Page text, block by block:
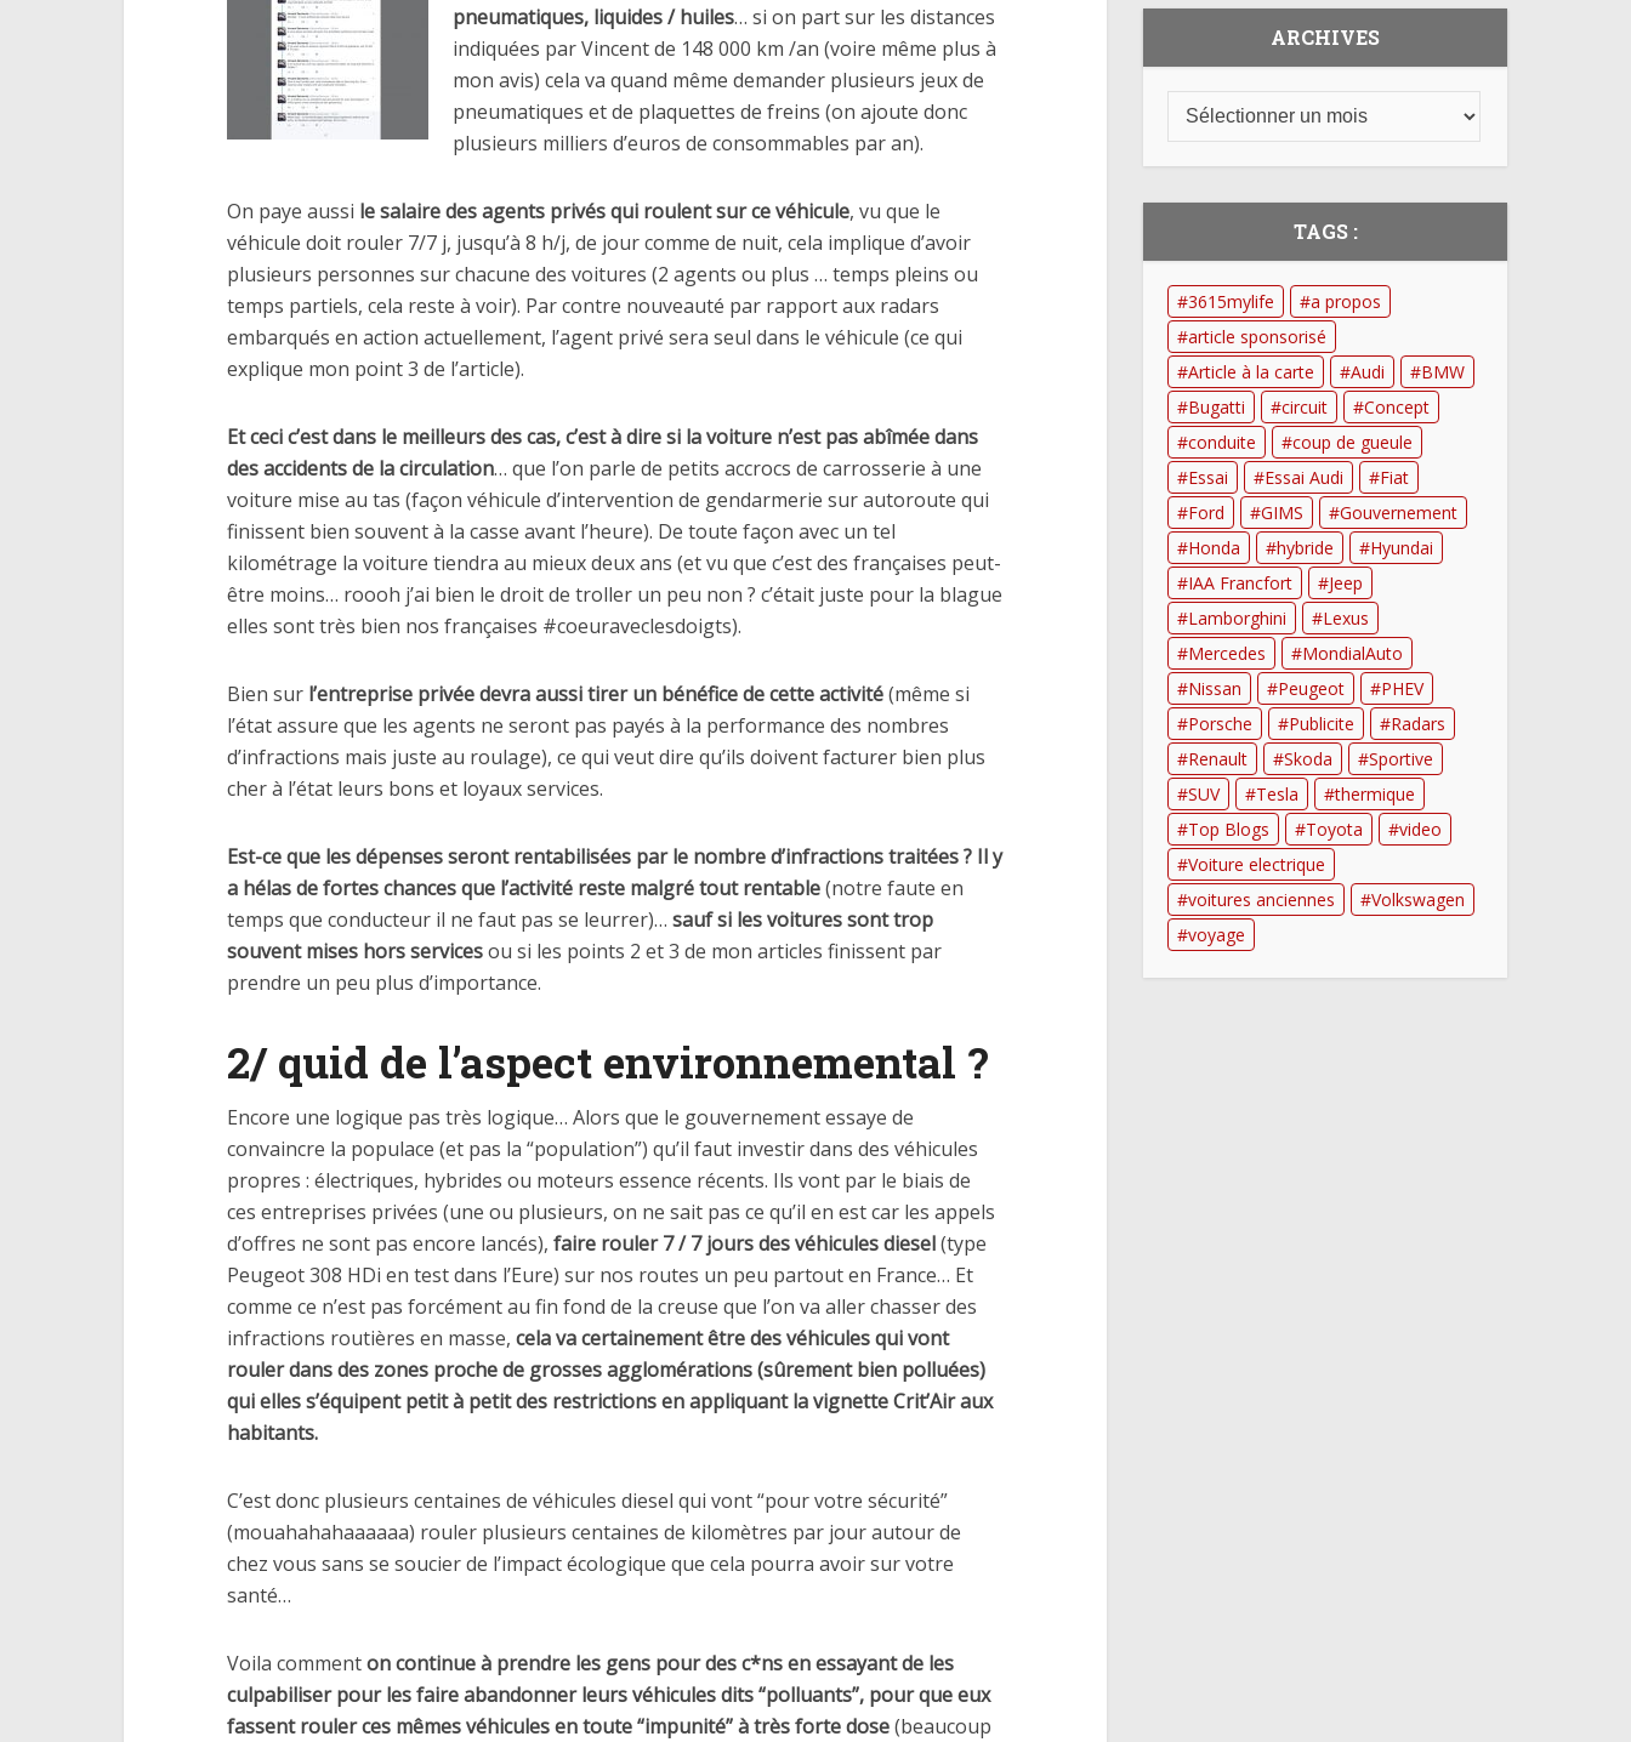
pneumatiques, liquides / huiles… si on part sur les distances
indiquées par Vincent de 148 000 km /an (voire même plus à
mon avis) cela va quand même demander plusieurs jeux de
pneumatiques et de plaquettes de freins (on ajoute donc
plusieurs milliers d’euros de consommables par an).
On paye aussi le salaire des agents privés qui roulent sur ce véhicule, vu que le
véhicule doit rouler 7/7 j, jusqu’à 8 h/j, de jour comme de nuit, cela implique d’avoir
plusieurs personnes sur chacune des voitures (2 agents ou plus … temps pleins ou
temps partiels, cela reste à voir). Par contre nouveauté par rapport aux radars
embarqués en action actuellement, l’agent privé sera seul dans le véhicule (ce qui
explique mon point 3 de l’article).
Et ceci c’est dans le meilleurs des cas, c’est à dire si la voiture n’est pas abîmée dans
des accidents de la circulation… que l’on parle de petits accrocs de carrosserie à une
voiture mise au tas (façon véhicule d’intervention de gendarmerie sur autoroute qui
finissent bien souvent à la casse avant l’heure). De toute façon avec un tel
kilométrage la voiture tiendra au mieux deux ans (et vu que c’est des françaises peut-
être moins… roooh j’ai bien le droit de troller un peu non ? c’était juste pour la blague
elles sont très bien nos françaises #coeuraveclesdoigts).
Bien sur l’entreprise privée devra aussi tirer un bénéfice de cette activité(même si
l’état assure que les agents ne seront pas payés à la performance des nombres
d’infractions mais juste au roulage), ce qui veut dire qu’ils doivent facturer bien plus
cher à l’état leurs bons et loyaux services.
Est-ce que les dépenses seront rentabilisées par le nombre d’infractions traitées ? Il y
a hélas de fortes chances que l’activité reste malgré tout rentable(notre faute en
temps que conducteur il ne faut pas se leurrer)… sauf si les voitures sont trop
souvent mises hors servicesou si les points 2 et 3 de mon articles finissent par
prendre un peu plus d’importance.
2/ quid de l’aspect environnemental ?
Encore une logique pas très logique… Alors que le gouvernement essaye de
convaincre la populace (et pas la “population”) qu’il faut investir dans des véhicules
propres : électriques, hybrides ou moteurs essence récents. Ils vont par le biais de
ces entreprises privées (une ou plusieurs, on ne sait pas ce qu’il en est car les appels
d’offres ne sont pas encore lancés), faire rouler 7 / 7 jours des véhicules diesel(type
Peugeot 308 HDi en test dans l’Eure) sur nos routes un peu partout en France… Et
comme ce n’est pas forcément au fin fond de la creuse que l’on va aller chasser des
infractions routières en masse, cela va certainement être des véhicules qui vont
rouler dans des zones proche de grosses agglomérations (sûrement bien polluées)
qui elles s’équipent petit à petit des restrictions en appliquant la vignette Crit’Air aux
habitants.
C’est donc plusieurs centaines de véhicules diesel qui vont “pour votre sécurité”
(mouahahahaaaaaa) rouler plusieurs centaines de kilomètres par jour autour de
chez vous sans se soucier de l’impact écologique que cela pourra avoir sur votre
santé…
Voila commenton continue à prendre les gens pour des c*ns en essayant de les
culpabiliser pour les faire abandonner leurs véhicules dits “polluants”, pour que eux
fassent rouler ces mêmes véhicules en toute “impunité” à très forte dose(beaucoup
ARCHIVES
TAGS :
3615mylife
a propos
article sponsorisé
Article à la carte
Audi
BMW
Bugatti
circuit
Concept
conduite
coup de gueule
Essai
Essai Audi
Fiat
Ford
GIMS
Gouvernement
Honda
hybride
Hyundai
IAA Francfort
Jeep
Lamborghini
Lexus
Mercedes
MondialAuto
Nissan
Peugeot
PHEV
Porsche
Publicite
Radars
Renault
Skoda
Sportive
SUV
Tesla
thermique
Top Blogs
Toyota
video
Voiture electrique
voitures anciennes
Volkswagen
voyage